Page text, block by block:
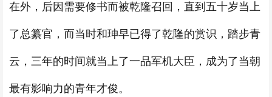
在外，后因需要修书而被乾隆召回，直到五十岁当上
了总纂官，而当时和珅早已得了乾隆的赏识，踏步青
云，三年的时间就当上了一品军机大臣，成为了当朝
最有影响力的青年才俊。